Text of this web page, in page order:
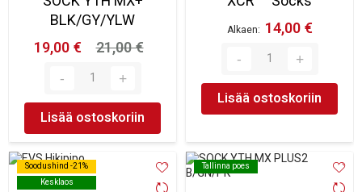
BLK/GY/YLW
19,00 €
21,00 €
Lisää ostoskoriin
Alkaen 14,00 €
Lisää ostoskoriin
Soodushind -21%
Kesklaos
Soodushind -21%
Kesklaos
Tallinna poes
Tallinna poes